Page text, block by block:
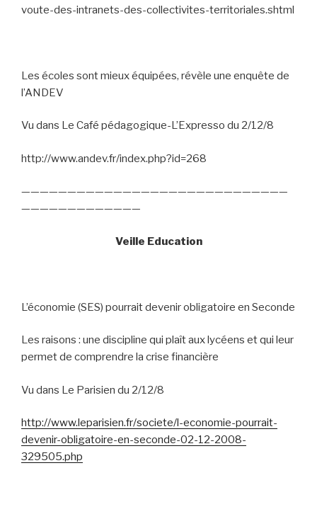
voute-des-intranets-des-collectivites-territoriales.shtml
Les écoles sont mieux équipées, révèle une enquête de
l’ANDEV
Vu dans Le Café pédagogique-L’Expresso du 2/12/8
http://www.andev.fr/index.php?id=268
—————————————————————————————
—————————————
Veille Education
L’économie (SES) pourrait devenir obligatoire en Seconde
Les raisons : une discipline qui plaît aux lycéens et qui leur
permet de comprendre la crise financière
Vu dans Le Parisien du 2/12/8
http://www.leparisien.fr/societe/l-economie-pourrait-
devenir-obligatoire-en-seconde-02-12-2008-
329505.php